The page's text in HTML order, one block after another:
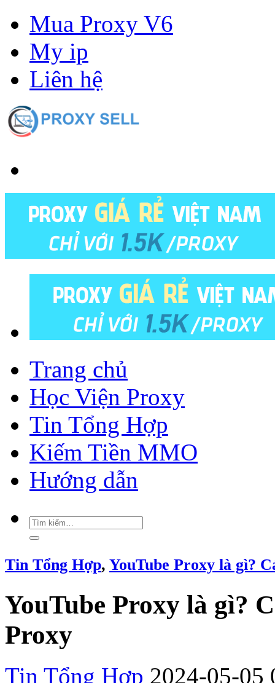
Mua Proxy V6
My ip
Liên hệ
Trang chủ
Học Viện Proxy
Tin Tổng Hợp
Kiếm Tiền MMO
Hướng dẫn
Tin Tổng Hợp, YouTube Proxy là gì?
YouTube Proxy là gì?
Proxy
Tin Tổng Hợp 2024-05-05